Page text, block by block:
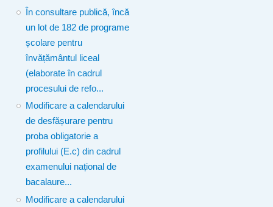
În consultare publică, încă
un lot de 182 de programe
școlare pentru
învățământul liceal
(elaborate în cadrul
procesului de refo...
Modificare a calendarului
de desfășurare pentru
proba obligatorie a
profilului (E.c) din cadrul
examenului național de
bacalaure...
Modificare a calendarului